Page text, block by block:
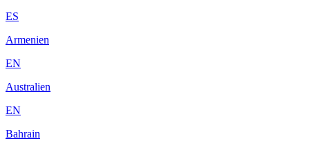
ES
Armenien
EN
Australien
EN
Bahrain